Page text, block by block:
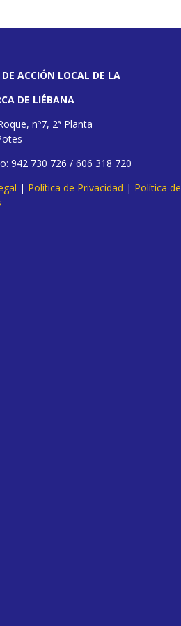
DE ACCIÓN LOCAL DE LA
DE LIÉBANA
nº7, 2ª Planta
942 730 726 / 606 318 720
| Política de Privacidad | Política de